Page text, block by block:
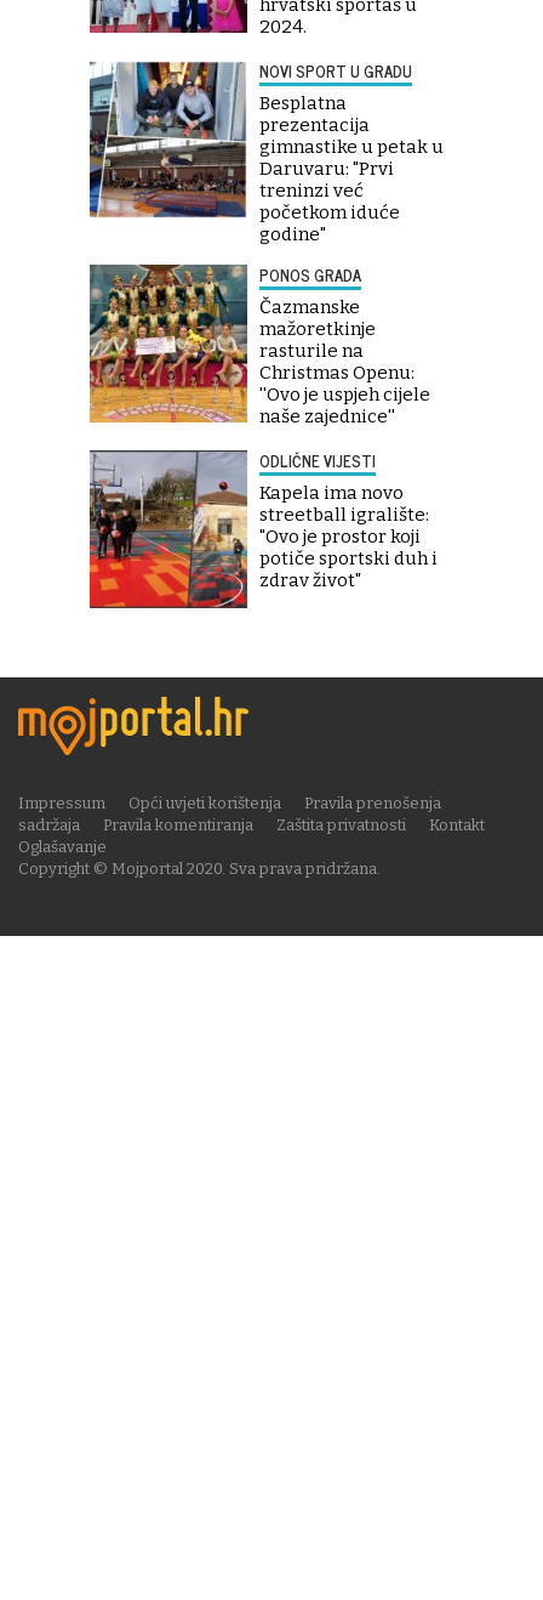
hrvatski sportaš u
2024.
NOVI SPORT U GRADU
Besplatna
prezentacija
gimnastike u petak u
Daruvaru: "Prvi
treninzi već
početkom iduće
godine"
PONOS GRADA
Čazmanske
mažoretkinje
rasturile na
Christmas Openu:
''Ovo je uspjeh cijele
naše zajednice''
ODLIČNE VIJESTI
Kapela ima novo
streetball igralište:
"Ovo je prostor koji
potiče sportski duh i
zdrav život"
Copyright © Mojportal 2020. Sva prava pridržana.
Impressum Opći uvjeti korištenja
Pravila prenošenja
sadržaja
Pravila komentiranja Zaštita privatnosti
Kontakt
Oglašavanje